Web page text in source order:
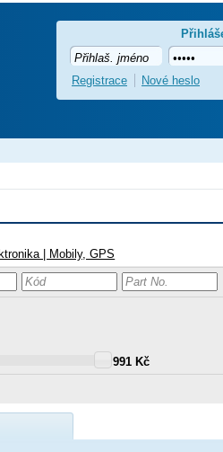
| Mobily, GPS
991 Kč
Registrace Nové heslo